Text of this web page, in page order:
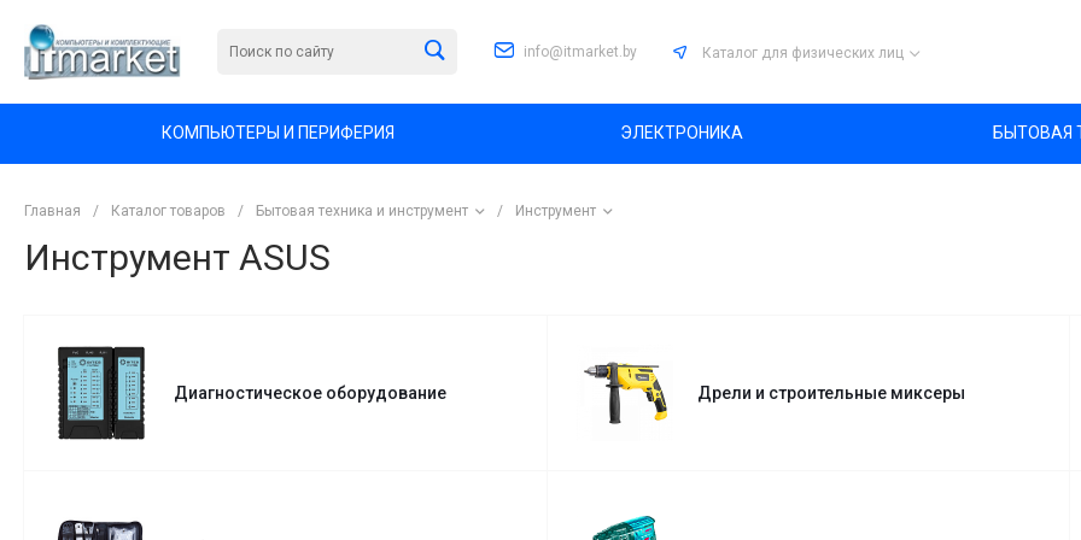
info@itmarket.by Каталог для физических лиц
КОМПЬЮТЕРЫ И ПЕРИФЕРИЯ ЭЛЕКТРОНИКА БЫТОВАЯ
Главная / Каталог товаров / Бытовая техника и инструмент / Инструмент
Инструмент ASUS
Диагностическое оборудование Дрели и строительные миксеры